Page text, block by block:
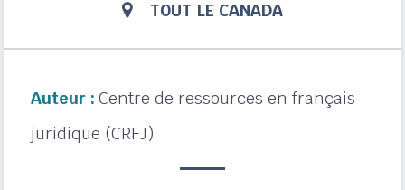
TOUT LE CANADA
Auteur : Centre de ressources en français
juridique (CRFJ)